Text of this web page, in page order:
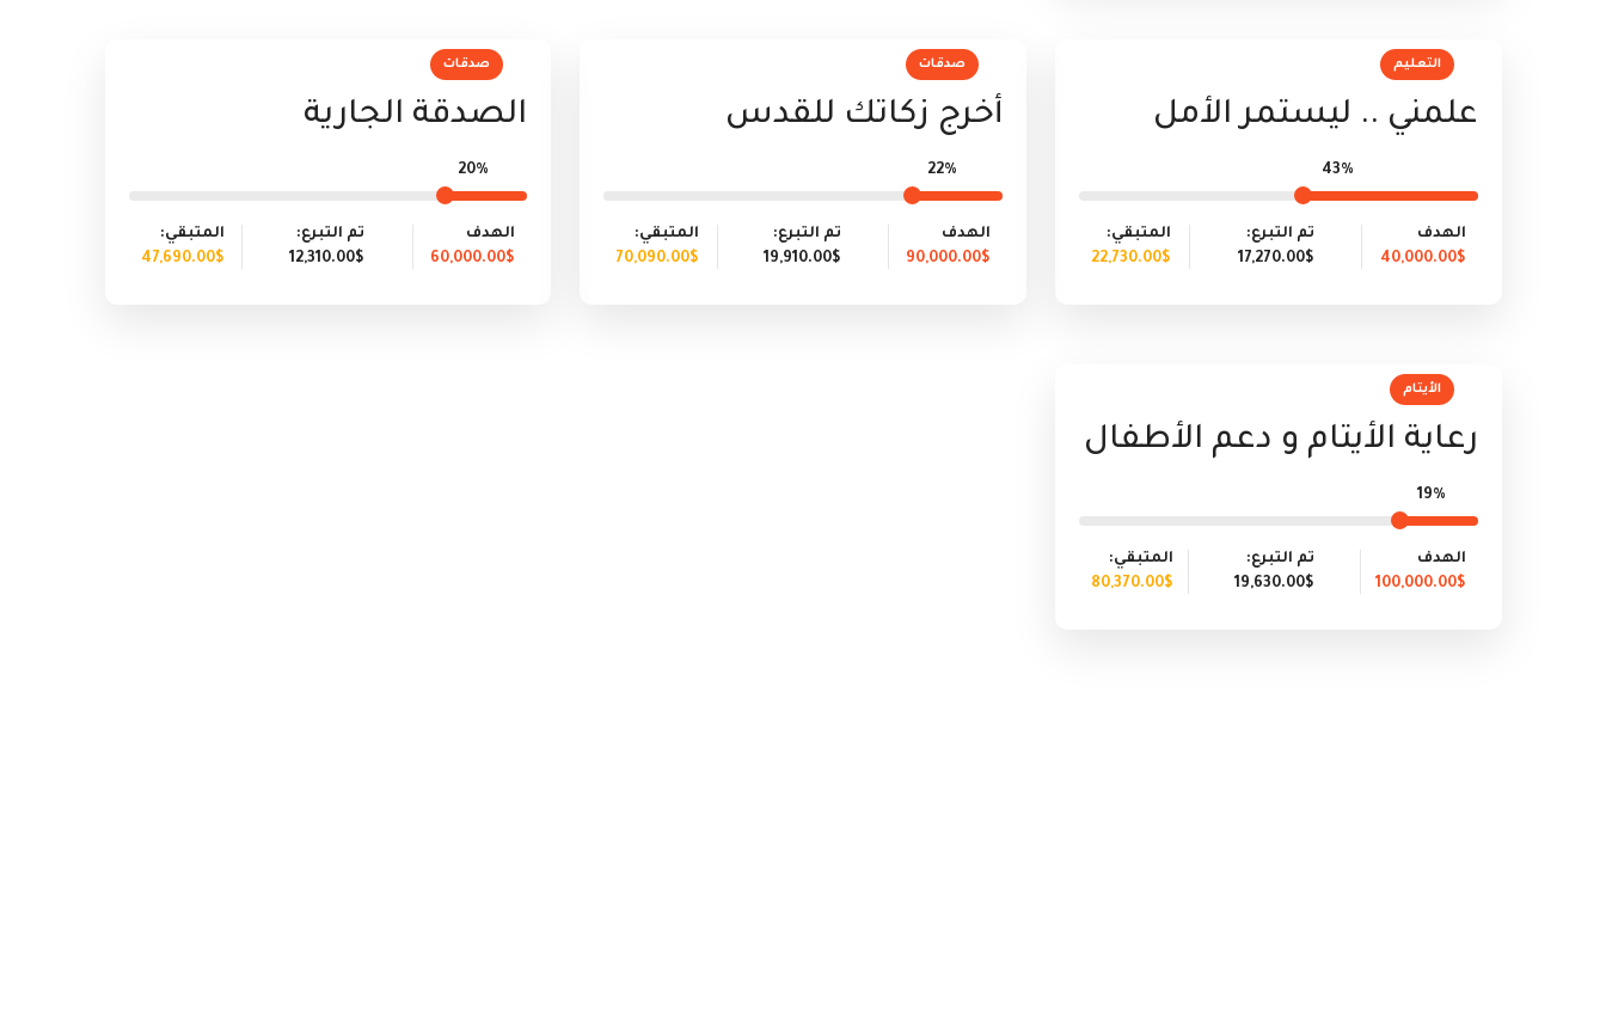
التعليم
علمني .. ليستمر الأمل
43%
الهدف
40,000.00$
تم التبرع:
17,270.00$
المتبقي:
22,730.00$
صدقات
أخرج زكاتك للقدس
22%
الهدف
90,000.00$
تم التبرع:
19,910.00$
المتبقي:
70,090.00$
صدقات
الصدقة الجارية
20%
الهدف
60,000.00$
تم التبرع:
12,310.00$
المتبقي:
47,690.00$
الأيتام
رعاية الأيتام و دعم الأطفال
19%
الهدف
100,000.00$
تم التبرع:
19,630.00$
المتبقي:
80,370.00$